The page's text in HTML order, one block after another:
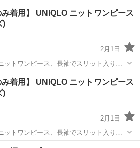
確認ください。 その他ご質問等
ださい。 取引場所は、定期券
ワンピース
み着用】 UNIQLO ニットワンピース
)
2月1日
トワンピース、長袖でスリット入り。
たりシルエットで快適な着心地に。 目立
ローゼ
ワンピース
み着用】 UNIQLO ニットワンピース
)
2月1日
トワンピース、長袖でスリット入り。
たりシルエットで快適な着心地に。 目立
ワンピース